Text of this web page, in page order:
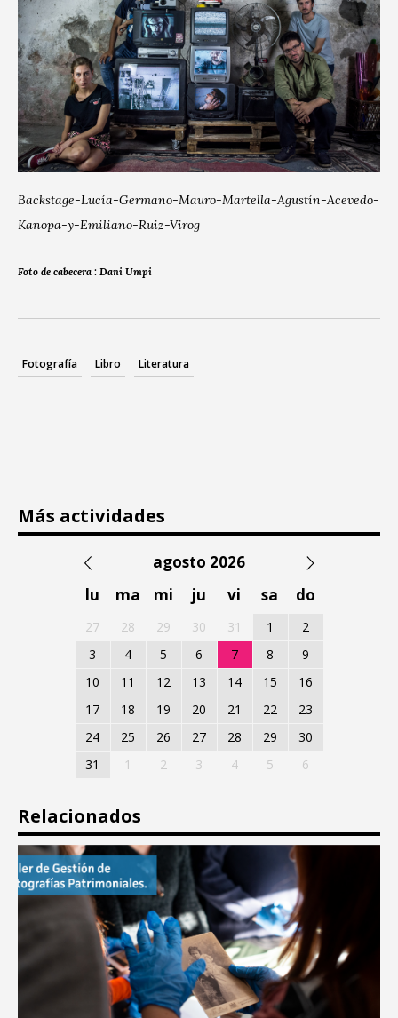
Backstage-Lucía-Germano-Mauro-Martella-Agustín-Acevedo-
Kanopa-y-Emiliano-Ruiz-Virog
Foto de cabecera : Dani Umpi
Fotografía Libro Literatura
Más actividades
agosto 2026
lu
ma mi ju vi sa do
27 28 29 30 31 1
2
3
4 5 6 7 8
9
10
11 12 13 14 15
16
17
18 19 20 21 22
23
24
25 26 27 28 29
30
31
1 2 3 4 5 6
Relacionados